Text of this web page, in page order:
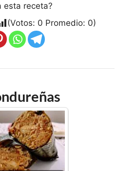
esta receta?
(Votos: 0 Promedio: 0)